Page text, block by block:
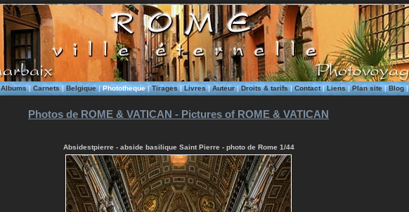
Albums| Carnets|Belgique|Phototheque|Tirages|Livres|Auteur|Droits & tarifs|Contact|Liens|Plan site|Blog|
Photos de ROME & VATICAN - Pictures of ROME & VATICAN
Absidestpierre - abside basilique Saint Pierre - photo de Rome 1/44